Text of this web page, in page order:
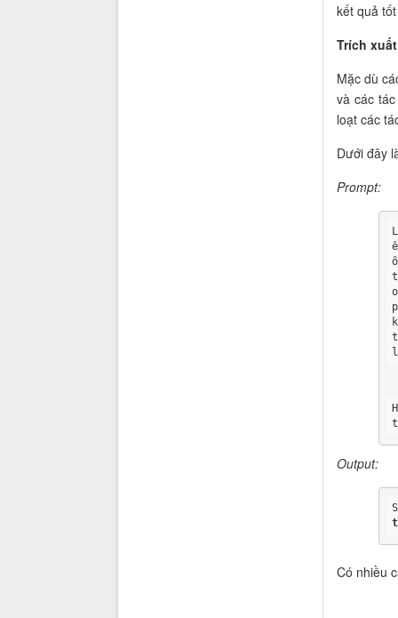
kết quả
Trích
Mặc dù
và các
loạt các
Dưới đây
Prompt:
Output:
Có nhiều